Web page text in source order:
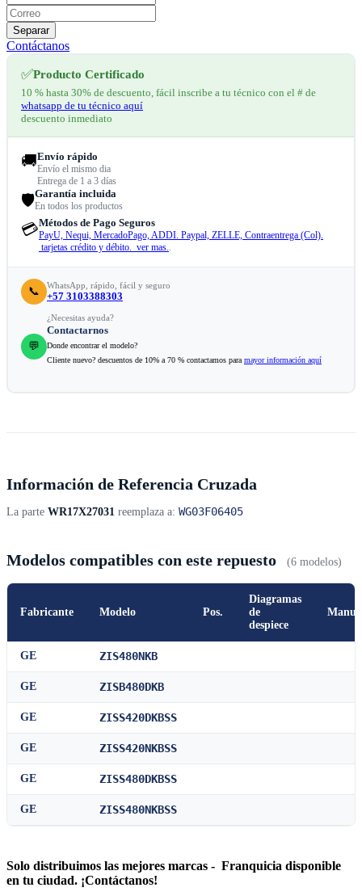
Separar
Contáctanos
✅Producto Certificado
10 % hasta 30% de descuento, fácil inscribe a tu técnico con el # de
whatsapp de tu técnico aquí
descuento inmediato
🚚Envío rápido
Envío el mismo dia
Entrega de 1 a 3 días
🛡️Garantía incluida
En todos los productos
💳Métodos de Pago Seguros
PayU, Nequi, MercadoPago, ADDI. Paypal, ZELLE, Contraentrega (Col).
tarjetas crédito y débito. ver mas..
📞 WhatsApp, rápido, fácil y seguro
+57 3103388303
💬
¿Necesitas ayuda?
Contactarnos
Donde encontrar el modelo?
Cliente nuevo? descuentos de 10% a 70 % contactamos para mayor información aquí
Información de Referencia Cruzada
La parte WR17X27031 reemplaza a: WG03F06405
Modelos compatibles con este repuesto (6 modelos)
Fabricante Modelo Pos.
Diagramas
de
despiece
GE ZIS480NKB
GE ZISB480DKB
GE ZISS420DKBSS
GE ZISS420NKBSS
GE ZISS480DKBSS
GE ZISS480NKBSS
Solo distribuimos las mejores marcas - Franquicia disponible
en tu ciudad. ¡Contáctanos!